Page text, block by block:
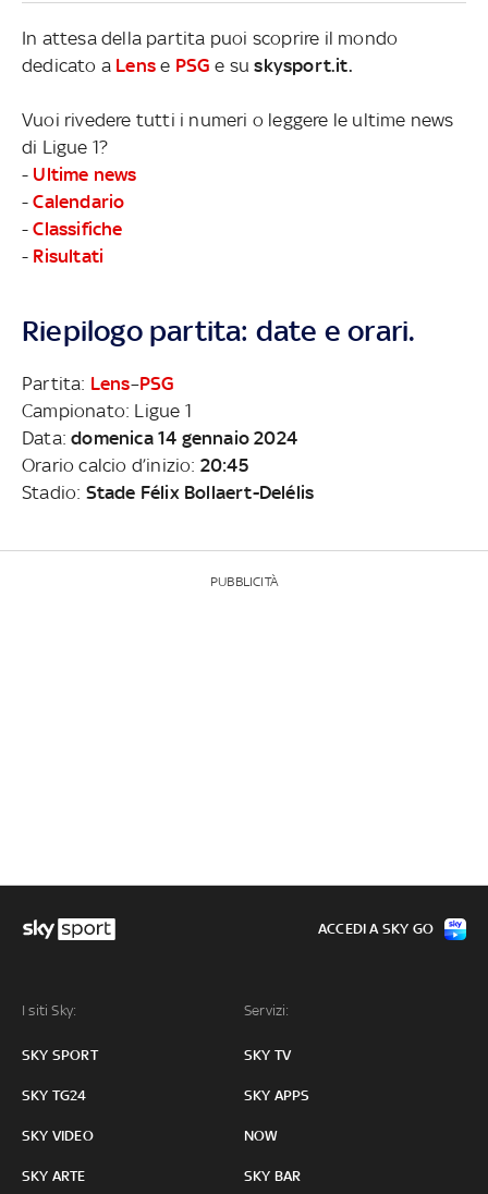
In attesa della partita puoi scoprire il mondo
dedicato a Lens e PSG e suskysport.it.
Vuoi rivedere tutti i numeri o leggere le ultime news
di Ligue 1?
- Ultime news
-Calendario
-Classifiche
- Risultati
Riepilogo partita: date e orari.
Partita: Lens–PSG
Campionato: Ligue 1
Data:domenica 14 gennaio 2024
Orario calcio d’inizio: 20:45
Stadio: Stade Félix Bollaert-Delélis
PUBBLICITÀ
I siti Sky:
SKY SPORT
SKY TG24
SKY VIDEO
SKY ARTE
Servizi:
SKY TV
SKY APPS
NOW
SKY BAR
ACCEDI A SKY GO